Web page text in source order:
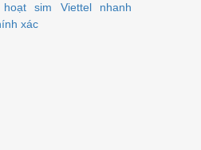
sim Viettel nhanh
xác